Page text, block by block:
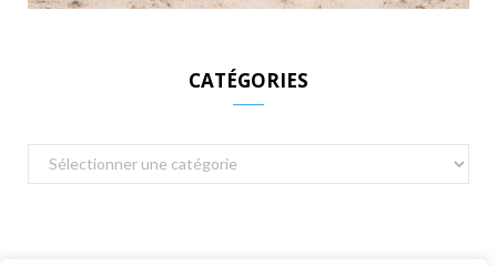
CATÉGORIES
Catégories